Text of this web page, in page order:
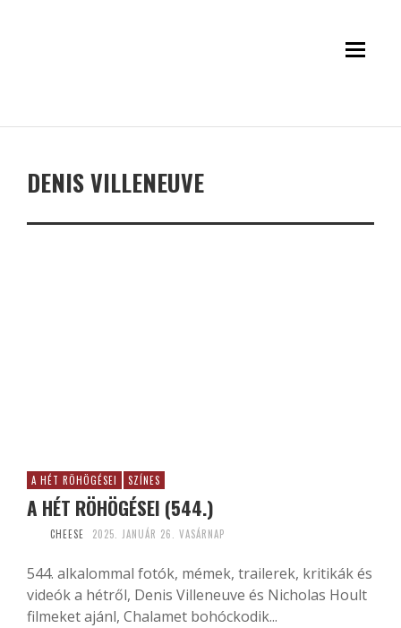
DENIS VILLENEUVE
A HÉT RÖHÖGÉSEI SZÍNES
A HÉT RÖHÖGÉSEI (544.)
CHEESE 2025. JANUÁR 26. VASÁRNAP
544. alkalommal fotók, mémek, trailerek, kritikák és
videók a hétről, Denis Villeneuve és Nicholas Hoult
filmeket ajánl, Chalamet bohóckodik...